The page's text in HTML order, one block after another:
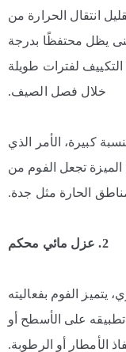
انتقال الحرارة من
يظل محتفظًا بدرجة
لفترات طويلة
خلال فصل الصيف.
كبيرة، الأمر الذي
تجعل الفوم من
الحارة مثل جدة.
2. عزل مائي محكم
يتميز الفوم بفعاليته
على الأسطح أو
الأمطار أو الرطوبة.